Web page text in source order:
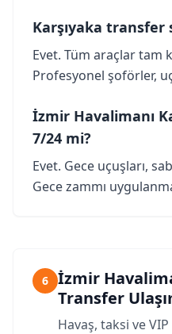
Karşıyaka transfer
Evet. Tüm araçlar tam
Profesyonel şoförler,
İzmir Havalimanı
7/24 mi?
Evet. Gece uçuşları,
Gece zammı
6
İzmir
Transfer
Havaş, taksi ve